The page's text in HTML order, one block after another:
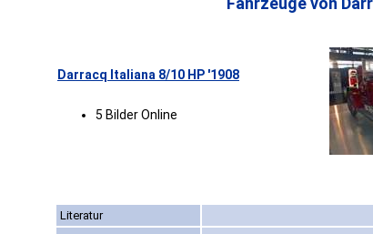
Darracq Italiana 8/10 HP '1908
5 Bilder Online
Literatur